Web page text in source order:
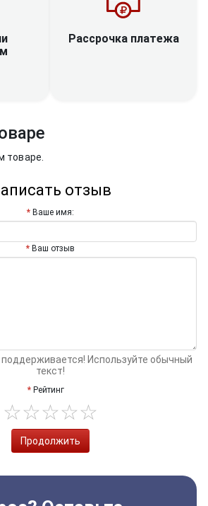
Рассрочка платежа
товаре.
отзыв
Ваше имя:
Ваш отзыв
поддерживается! Используйте обычный
текст!
Рейтинг
Продолжить